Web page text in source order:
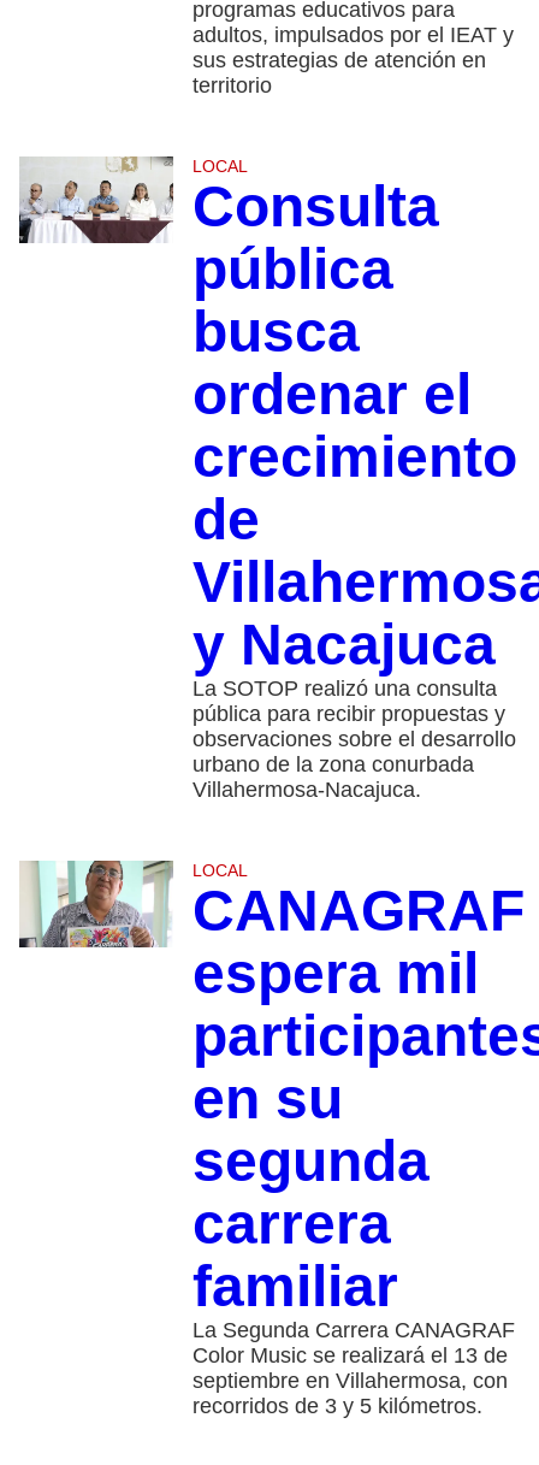
programas educativos para
adultos, impulsados por el IEAT y
sus estrategias de atención en
territorio
LOCAL
Consulta
pública
busca
ordenar el
crecimiento
de
y Nacajuca
La SOTOP realizó una consulta
pública para recibir propuestas y
observaciones sobre el desarrollo
urbano de la zona conurbada
Villahermosa-Nacajuca.
LOCAL
CANAGRAF
espera mil
en su
segunda
carrera
familiar
La Segunda Carrera CANAGRAF
Color Music se realizará el 13 de
septiembre en Villahermosa, con
recorridos de 3 y 5 kilómetros.